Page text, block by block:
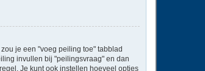
je een "voeg peiling toe" tabblad
invullen bij "peilingsvraag" en dan
Je kunt ook instellen hoeveel opties